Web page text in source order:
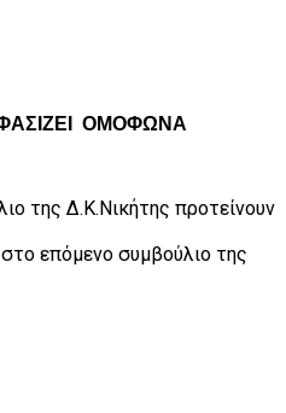
ΟΜΟΦΩΝΑ
της Δ.Κ.Νικήτης προτείνουν
επόμενο συμβούλιο της